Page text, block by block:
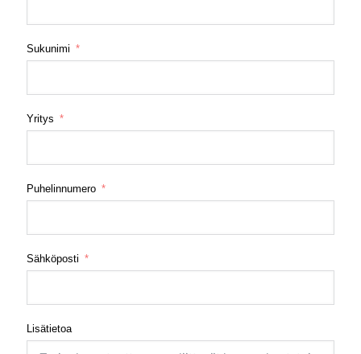
Sukunimi
Yritys
Puhelinnumero
Sähköposti
Lisätietoa